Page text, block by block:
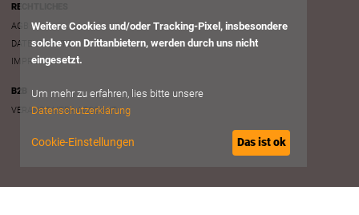
RECHTLICHES
AGB
DATENSCHUTZ
IMPRESSUM
B2B
VERANSTALTER ACCOUNT
Weitere Cookies und/oder Tracking-Pixel, insbesondere
solche von Drittanbietern, werden durch uns nicht
eingesetzt.
Um mehr zu erfahren, lies bitte unsere
Datenschutzerklärung
Cookie-Einstellungen Das ist ok